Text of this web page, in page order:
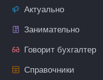
Актуально
Занимательно
Говорит бухгалтер
Справочники